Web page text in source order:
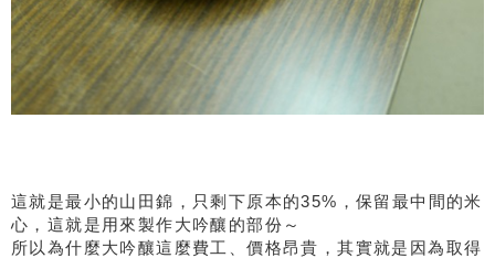
這就是最小的山田錦，只剩下原本的35%，保留最中間的米
心，這就是用來製作大吟釀的部份～
所以為什麼大吟釀這麼費工、價格昂貴，其實就是因為取得